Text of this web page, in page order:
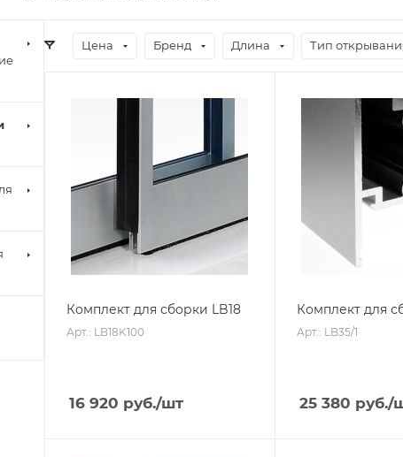
Цена Бренд Длина Тип
Комплект для сборки LB18
Арт.: LB18K100
16 920 руб./шт
Комплект для
Арт.: LB35/1
25 380 руб./